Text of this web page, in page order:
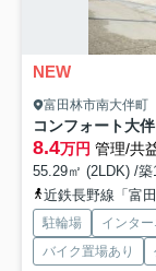
NEW
富田林市南大伴町
コンフォート大伴
8.4万円 管理/共
55.29㎡ (2LDK) /
近鉄長野線「富
駐輪場 インタ
バイク置場あり